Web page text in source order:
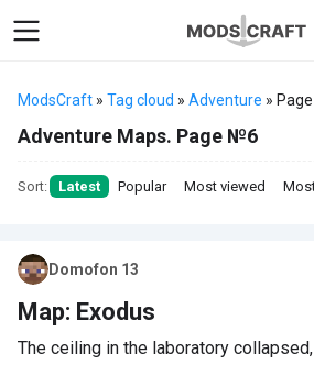
ModsCraft » Tag cloud » Adventure »
Adventure Maps. Page №6
Sort: Latest Popular Most viewed
Domofon 13
Map: Exodus
The ceiling in the laboratory